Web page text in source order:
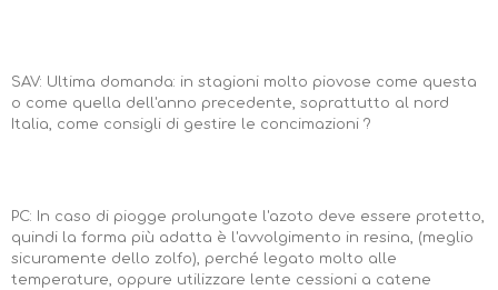
SAV: Ultima domanda: in stagioni molto piovose come questa
o come quella dell'anno precedente, soprattutto al nord
Italia, come consigli di gestire le concimazioni ?
PC: In caso di piogge prolungate l'azoto deve essere protetto,
quindi la forma più adatta è l'avvolgimento in resina, (meglio
sicuramente dello zolfo), perché legato molto alle
temperature, oppure utilizzare lente cessioni a catene